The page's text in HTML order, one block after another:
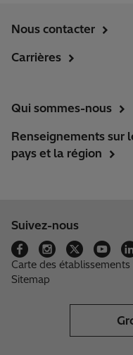
Nous contacter
Carrières
Qui sommes-nous
Renseignements sur
pays et la région
Suivez-nous
Carte des établissements
Sitemap